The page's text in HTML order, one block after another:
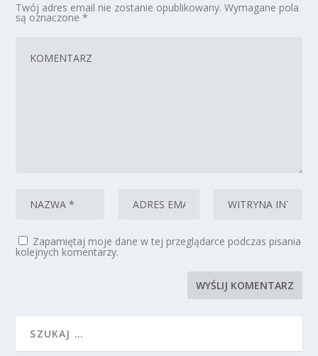
Twój adres email nie zostanie opublikowany. Wymagane pola
są oznaczone*
Zapamiętaj moje dane w tej przeglądarce podczas pisania
kolejnych komentarzy.